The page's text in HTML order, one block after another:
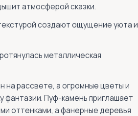
атмосферой сказки.
создают ощущение уюта и
металлическая
на рассвете, а огромные цветы и
фантазии. Пуф-камень приглашает
оттенками, а фанерные деревья